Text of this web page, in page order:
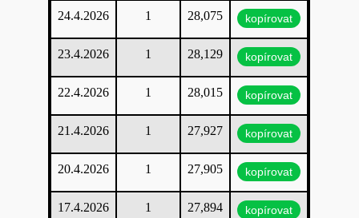
24.4.2026 1 28,075 kopírovat
23.4.2026 1 28,129 kopírovat
22.4.2026 1 28,015 kopírovat
21.4.2026 1 27,927 kopírovat
20.4.2026 1 27,905 kopírovat
17.4.2026 1 27,894 kopírovat